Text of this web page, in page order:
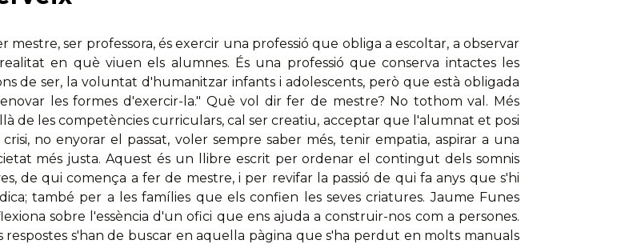
mestre, ser professora, és exercir una professió que obliga a escoltar, a observar
en què viuen els alumnes. És una professió que conserva intactes les
de ser, la voluntat d'humanitzar infants i adolescents, però que està obligada
les formes d'exercir-la." Què vol dir fer de mestre? No tothom val. Més
de les competències curriculars, cal ser creatiu, acceptar que l'alumnat et posi
no enyorar el passat, voler sempre saber més, tenir empatia, aspirar a una
més justa. Aquest és un llibre escrit per ordenar el contingut dels somnis
de qui comença a fer de mestre, i per revifar la passió de qui fa anys que s'hi
també per a les famílies que els confien les seves criatures. Jaume Funes
sobre l'essència d'un ofici que ens ajuda a construir-nos com a persones.
respostes s'han de buscar en aquella pàgina que s'ha perdut en molts manuals